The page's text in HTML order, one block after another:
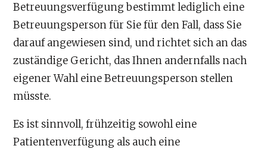
Betreuungsverfügung bestimmt lediglich eine
Betreuungsperson für Sie für den Fall, dass Sie
darauf angewiesen sind, und richtet sich an das
zuständige Gericht, das Ihnen andernfalls nach
eigener Wahl eine Betreuungsperson stellen
müsste.
Es ist sinnvoll, frühzeitig sowohl eine
Patientenverfügung als auch eine